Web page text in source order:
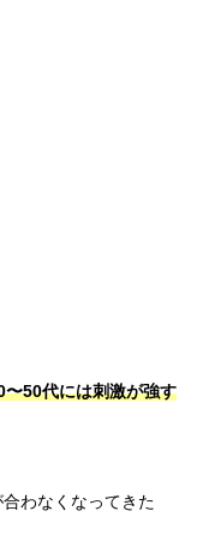
〜50代には刺激が強す
わなくなってきた